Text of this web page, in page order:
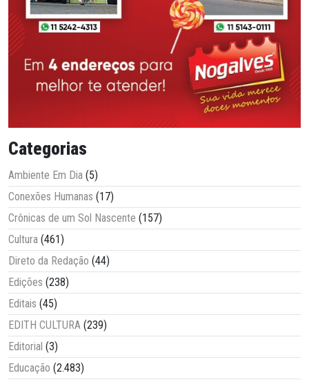
Categorias
Ambiente Em Dia (5)
Conexões Humanas (17)
Crônicas de um Sol Nascente (157)
Cultura (461)
Direto da Redação (44)
Edições (238)
Editais (45)
EDITH CULTURA (239)
Editorial (3)
Educação (2.483)